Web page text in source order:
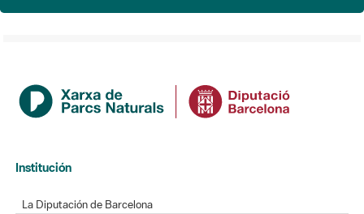
Institución
La Diputación de Barcelona